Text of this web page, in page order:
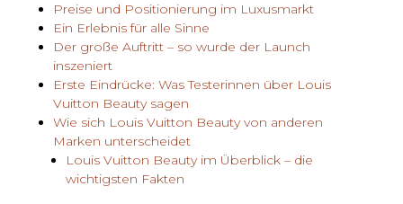
Preise und Positionierung im Luxusmarkt
Ein Erlebnis für alle Sinne
Der große Auftritt – so wurde der Launch
inszeniert
Erste Eindrücke: Was Testerinnen über Louis
Vuitton Beauty sagen
Wie sich Louis Vuitton Beauty von anderen
Marken unterscheidet
Louis Vuitton Beauty im Überblick – die
wichtigsten Fakten